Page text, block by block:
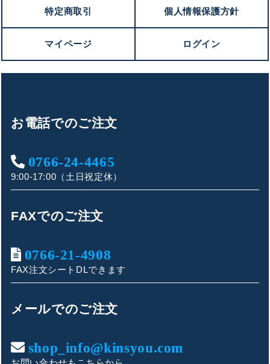
キンショウお問い合わせサポート
こんにちは！
お買い物やお問い合わせ相談のサポートをさせていただい
特定商取引 個人情報保護方針
マイページ ログイン
お電話でのご注文
0766-24-4465
9:00-17:00（土日祝定休）
FAXでのご注文
0766-21-4908
FAX注文シートDLできます
メールでのご注文
shop_info@kinsyou.com